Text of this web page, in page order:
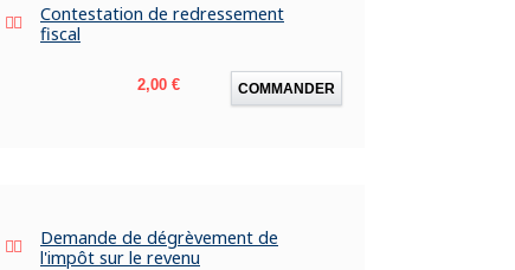
Contestation de redressement
fiscal
Prix
2,00 € COMMANDER
Demande de dégrèvement de
l'impôt sur le revenu